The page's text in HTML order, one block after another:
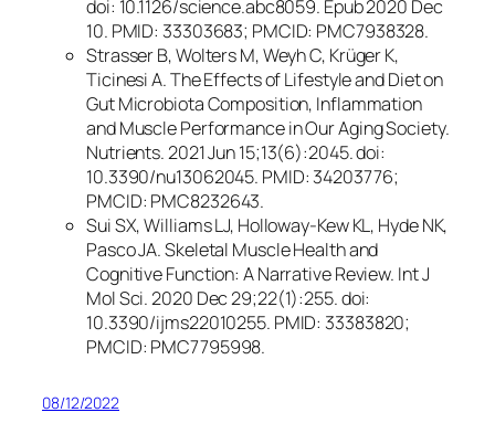
doi: 10.1126/science.abc8059. Epub 2020 Dec
10. PMID: 33303683; PMCID: PMC7938328.
Strasser B, Wolters M, Weyh C, Krüger K,
Ticinesi A. The Effects of Lifestyle and Diet on
Gut Microbiota Composition, Inflammation
and Muscle Performance in Our Aging Society.
Nutrients. 2021 Jun 15;13(6):2045. doi:
10.3390/nu13062045. PMID: 34203776;
PMCID: PMC8232643.
Sui SX, Williams LJ, Holloway-Kew KL, Hyde NK,
Pasco JA. Skeletal Muscle Health and
Cognitive Function: A Narrative Review. Int J
Mol Sci. 2020 Dec 29;22(1):255. doi:
10.3390/ijms22010255. PMID: 33383820;
PMCID: PMC7795998.
08/12/2022